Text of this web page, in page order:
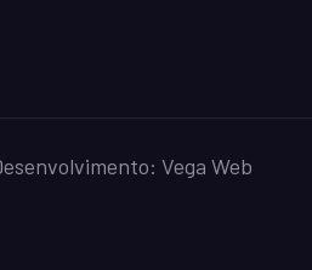
Vega Web